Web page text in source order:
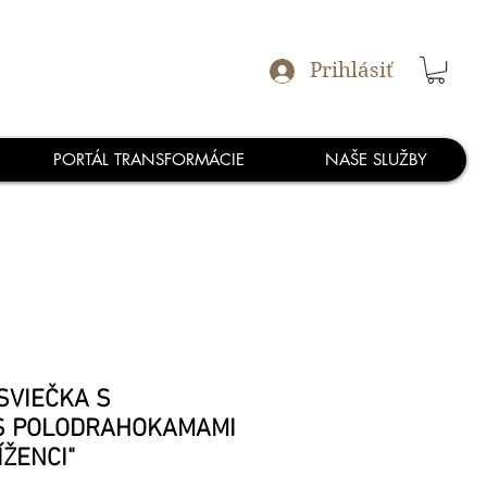
Prihlásiť
PORTÁL TRANSFORMÁCIE NAŠE SLUŽBY
S
POLODRAHOKAMAMI